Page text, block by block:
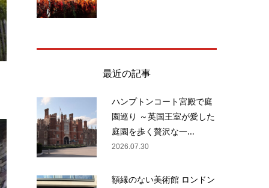
最近の記事
ハンプトンコート宮殿で庭
園巡り ～英国王室が愛した
庭園を歩く贅沢な一...
2026.07.30
額縁のない美術館 ロンドン